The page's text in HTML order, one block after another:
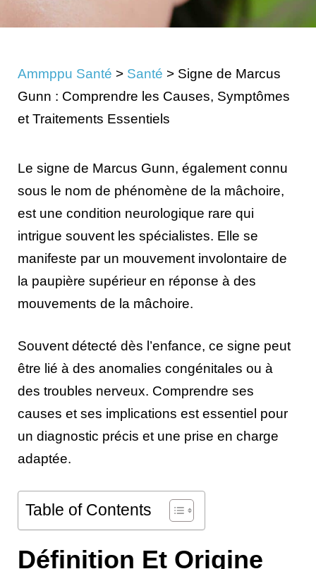
Ammppu Santé > Santé > Signe de Marcus
Gunn : Comprendre les Causes, Symptômes
et Traitements Essentiels
Le signe de Marcus Gunn, également connu
sous le nom de phénomène de la mâchoire,
est une condition neurologique rare qui
intrigue souvent les spécialistes. Elle se
manifeste par un mouvement involontaire de
la paupière supérieur en réponse à des
mouvements de la mâchoire.
Souvent détecté dès l’enfance, ce signe peut
être lié à des anomalies congénitales ou à
des troubles nerveux. Comprendre ses
causes et ses implications est essentiel pour
un diagnostic précis et une prise en charge
adaptée.
Table of Contents
Définition Et Origine